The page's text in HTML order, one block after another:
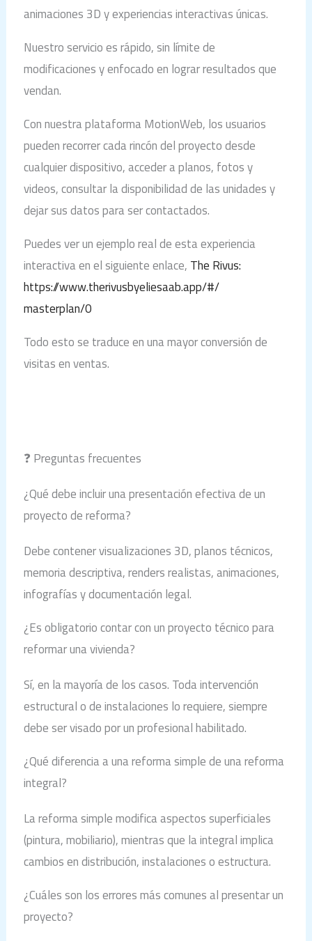
animaciones 3D y experiencias interactivas únicas.
Nuestro servicio es rápido, sin límite de
modificaciones y enfocado en lograr resultados que
vendan.
Con nuestra plataforma MotionWeb, los usuarios
pueden recorrer cada rincón del proyecto desde
cualquier dispositivo, acceder a planos, fotos y
videos, consultar la disponibilidad de las unidades y
dejar sus datos para ser contactados.
Puedes ver un ejemplo real de esta experiencia
interactiva en el siguiente enlace, The Rivus:
https://www.therivusbyeliesaab.app/#/
masterplan/0
Todo esto se traduce en una mayor conversión de
visitas en ventas.
❓ Preguntas frecuentes
¿Qué debe incluir una presentación efectiva de un
proyecto de reforma?
Debe contener visualizaciones 3D, planos técnicos,
memoria descriptiva, renders realistas, animaciones,
infografías y documentación legal.
¿Es obligatorio contar con un proyecto técnico para
reformar una vivienda?
Sí, en la mayoría de los casos. Toda intervención
estructural o de instalaciones lo requiere, siempre
debe ser visado por un profesional habilitado.
¿Qué diferencia a una reforma simple de una reforma
integral?
La reforma simple modifica aspectos superficiales
(pintura, mobiliario), mientras que la integral implica
cambios en distribución, instalaciones o estructura.
¿Cuáles son los errores más comunes al presentar un
proyecto?